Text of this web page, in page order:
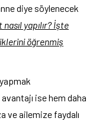
diye söylenecek
yapılır? İşte
öğrenmiş
ise hem daha
ve ailemize faydalı